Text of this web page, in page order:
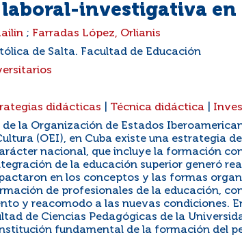
investigativa en
; Farradas López, Orlianis
de Salta. Facultad de Educación
didácticas Técnica didáctica
de la Organización de Estados
(OEI), en Cuba existe una estrategia
nacional, que incluye la formación
de la educación superior generó
en los conceptos y las formas
de profesionales de la educación,
y reacomodo a las nuevas condiciones.
de Ciencias Pedagógicas de la
fundamental de la formación del